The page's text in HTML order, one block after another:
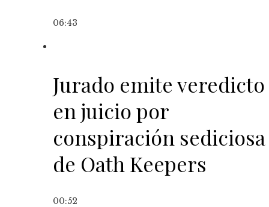
06:43
Jurado emite veredicto
en juicio por
conspiración sediciosa
de Oath Keepers
00:52